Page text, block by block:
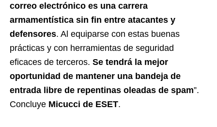
correo electrónico es una carrera
armamentística sin fin entre atacantes y
defensores. Al equiparse con estas buenas
prácticas y con herramientas de seguridad
eficaces de terceros. Se tendrá la mejor
oportunidad de mantener una bandeja de
entrada libre de repentinas oleadas de spam”.
Concluye Micucci de ESET.